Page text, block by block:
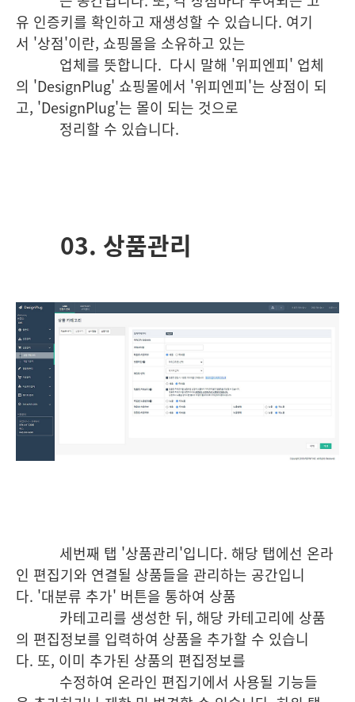
유 인증키를 확인하고 재생성할 수 있습니다. 여기
서 '상점'이란, 쇼핑몰을 소유하고 있는
업체를 뜻합니다. 다시 말해 '위피엔피' 업체
의 'DesignPlug' 쇼핑몰에서 '위피엔피'는 상점이 되
고, 'DesignPlug'는 몰이 되는 것으로
정리할 수 있습니다.
03. 상품관리
세번째 탭 '상품관리'입니다. 해당 탭에선 온라
인 편집기와 연결될 상품들을 관리하는 공간입니
다. '대분류 추가' 버튼을 통하여 상품
카테고리를 생성한 뒤, 해당 카테고리에 상품
의 편집정보를 입력하여 상품을 추가할 수 있습니
다. 또, 이미 추가된 상품의 편집정보를
수정하여 온라인 편집기에서 사용될 기능들